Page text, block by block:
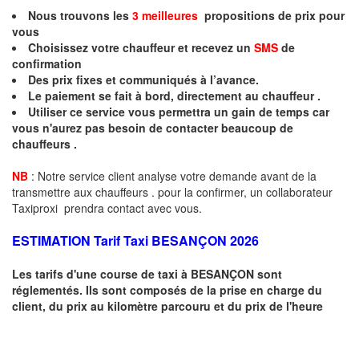
Nous trouvons les 3 meilleures propositions de prix pour
vous
Choisissez votre chauffeur et recevez un SMS de
confirmation
Des prix fixes et communiqués à l’avance.
Le paiement se fait à bord, directement au chauffeur .
Utiliser ce service vous permettra un gain de temps car
vous n'aurez pas besoin de contacter beaucoup de
chauffeurs .
NB : Notre service client analyse votre demande avant de la
transmettre aux chauffeurs . pour la confirmer, un collaborateur
Taxiproxi prendra contact avec vous.
ESTIMATION Tarif Taxi BESANÇON 2026
Les tarifs d'une course de taxi à BESANÇON sont
réglementés. Ils sont composés de la prise en charge du
client, du prix au kilomètre parcouru et du prix de l'heure